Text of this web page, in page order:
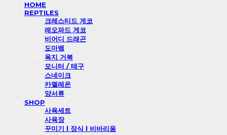
HOME
REPTILES
크레스티드 게코
레오파드 게코
비어디 드래곤
도마뱀
육지 거북
모니터 / 테구
스네이크
카멜레온
양서류
SHOP
사육세트
사육장
꾸미기 l 장식 l 비바리움